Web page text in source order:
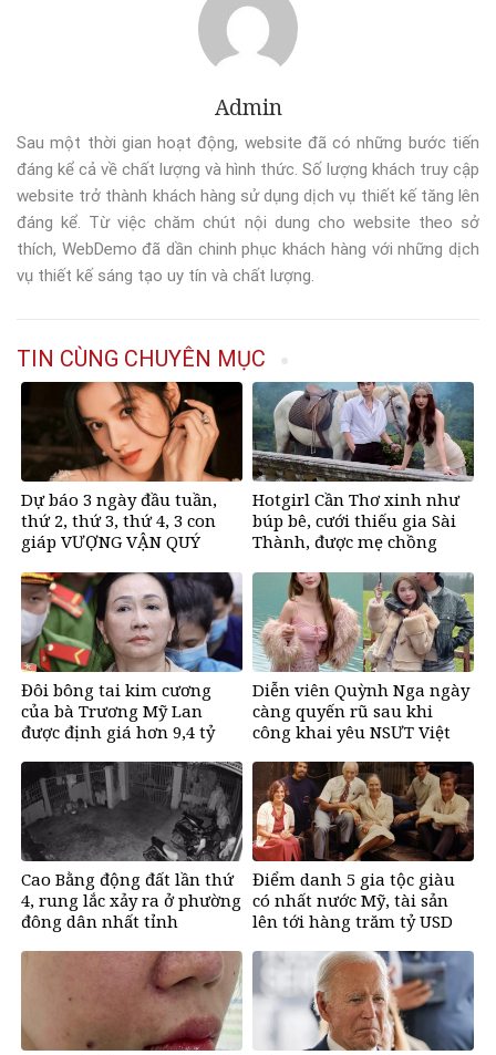
Admin
Sau một thời gian hoạt động, website đã có những bước tiến
đáng kể cả về chất lượng và hình thức. Số lượng khách truy cập
website trở thành khách hàng sử dụng dịch vụ thiết kế tăng lên
đáng kể. Từ việc chăm chút nội dung cho website theo sở
thích, WebDemo đã dần chinh phục khách hàng với những dịch
vụ thiết kế sáng tạo uy tín và chất lượng.
TIN CÙNG CHUYÊN MỤC
Dự báo 3 ngày đầu tuần,
thứ 2, thứ 3, thứ 4, 3 con
giáp VƯỢNG VẬN QUÝ
có tiền, bước chân về nhà
ngập vàng, sung sướng
như Tiên
Hotgirl Cần Thơ xinh như
búp bê, cưới thiếu gia Sài
Thành, được mẹ chồng
Đôi bông tai kim cương
của bà Trương Mỹ Lan
được định giá hơn 9,4 tỷ
Diễn viên Quỳnh Nga ngày
càng quyến rũ sau khi
công khai yêu NSƯT Việt
Cao Bằng động đất lần thứ
4, rung lắc xảy ra ở phường
đông dân nhất tỉnh
Điểm danh 5 gia tộc giàu
có nhất nước Mỹ, tài sản
lên tới hàng trăm tỷ USD